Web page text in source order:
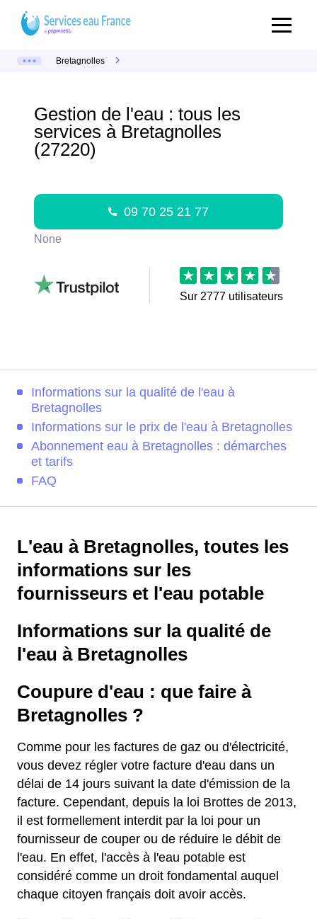
Bretagnolles
Gestion de l'eau : tous les
services à Bretagnolles
(27220)
09 70 25 21 77
None
Sur 2777 utilisateurs
Informations sur la qualité de l'eau à
Bretagnolles
Informations sur le prix de l'eau à Bretagnolles
Abonnement eau à Bretagnolles : démarches
et tarifs
FAQ
L'eau à Bretagnolles, toutes les
informations sur les
fournisseurs et l'eau potable
Informations sur la qualité de
l'eau à Bretagnolles
Coupure d'eau : que faire à
Bretagnolles ?
Comme pour les factures de gaz ou d'électricité,
vous devez régler votre facture d'eau dans un
délai de 14 jours suivant la date d'émission de la
facture. Cependant, depuis la loi Brottes de 2013,
il est formellement interdit par la loi pour un
fournisseur de couper ou de réduire le débit de
l'eau. En effet, l'accès à l'eau potable est
considéré comme un droit fondamental auquel
chaque citoyen français doit avoir accès.